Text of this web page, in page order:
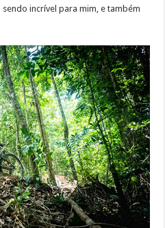
incrível para mim, e também